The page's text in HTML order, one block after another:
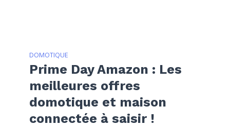
DOMOTIQUE
Prime Day Amazon : Les
meilleures offres
domotique et maison
connectée à saisir !